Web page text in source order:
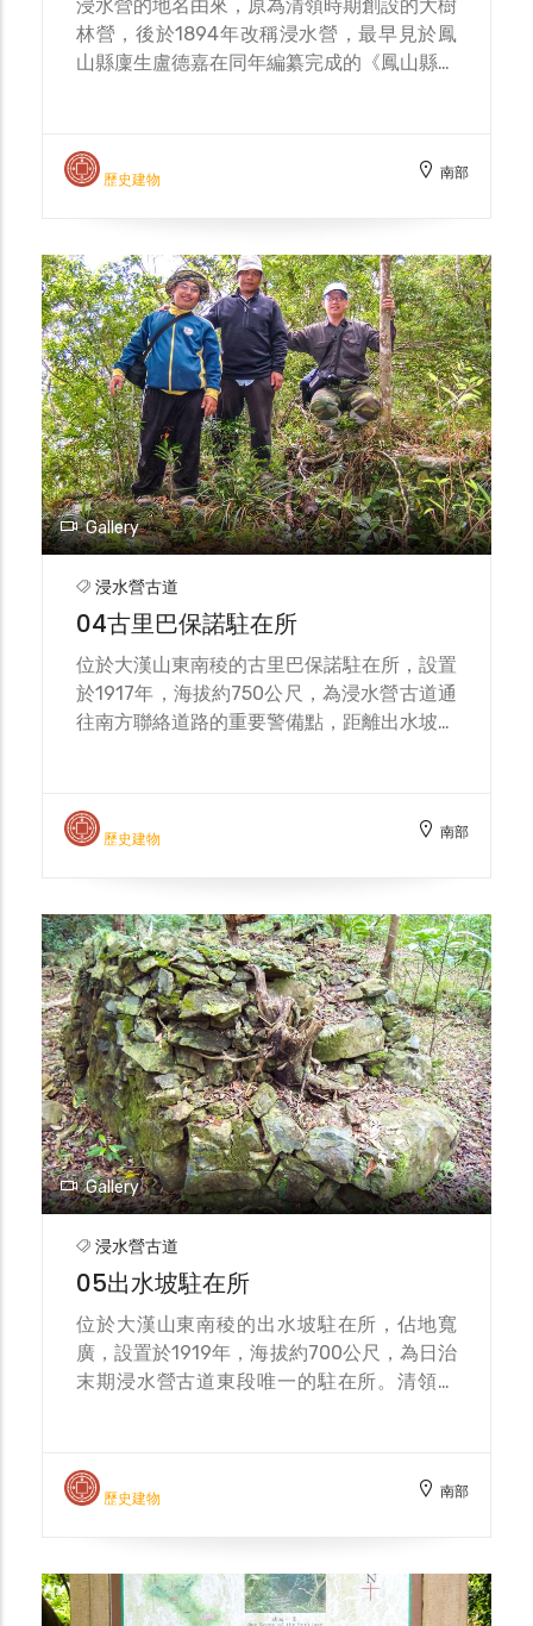
浸水營的地名由來，原為清領時期創設的大樹
林營，後於1894年改稱浸水營，最早見於鳳
山縣廩生盧德嘉在同年編纂完成的《鳳山縣采
地勢平緩容易積水，遂名為浸水營。日治時
期，臺灣總督府於1901年新設浸水營駐在
事件，駐在所受排灣族人焚毀，其後歷經重
建、改建，仍於1936年撤廢。
歷史建物 南部
Gallery
浸水營古道
04古里巴保諾駐在所
位於大漢山東南稜的古里巴保諾駐在所，設置
於1917年，海拔約750公尺，為浸水營古道通
往南方聯絡道路的重要警備點，距離出水坡駐
而派員調查蕃情，復舊橫斷道路，同時增設了
大樹林駐在所和古里巴保諾駐在所。其後，
歷史建物 南部
Gallery
浸水營古道
05出水坡駐在所
位於大漢山東南稜的出水坡駐在所，佔地寬
廣，設置於1919年，海拔約700公尺，為日治
末期浸水營古道東段唯一的駐在所。清領時
造駐在所，數年後再次遷移至不遠處重建。事
實上，出水坡駐在所持續使用到二戰日本投降
現生活遺物。
歷史建物 南部